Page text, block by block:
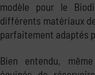
modèle pour le
différents matériaux
parfaitement adaptés
Bien entendu,